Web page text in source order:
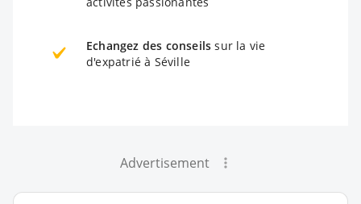
Echangez des conseils sur la vie
d'expatrié à Séville
Advertisement